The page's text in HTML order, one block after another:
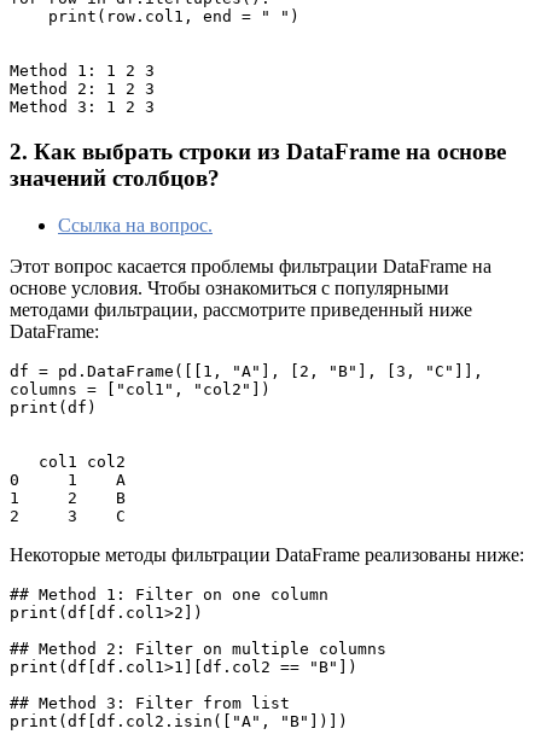
Method 1: 1 2 3
Method 2: 1 2 3
Method 3: 1 2 3
2. Как выбрать строки из DataFrame на основе
значений столбцов?
Ссылка на вопрос.
Этот вопрос касается проблемы фильтрации DataFrame на
основе условия. Чтобы ознакомиться с популярными
методами фильтрации, рассмотрите приведенный ниже
DataFrame:
df = pd.DataFrame([[1, "A"], [2, "B"], [3, "C"]],
columns = ["col1", "col2"])
print(df)
0     1    A
1     2    B
2     3    C
Некоторые методы фильтрации DataFrame реализованы ниже:
## Method 1: Filter on one column
print(df[df.col1>2])
## Method 2: Filter on multiple columns
print(df[df.col1>1][df.col2 == "B"])
## Method 3: Filter from list
print(df[df.col2.isin(["A", "B"])])